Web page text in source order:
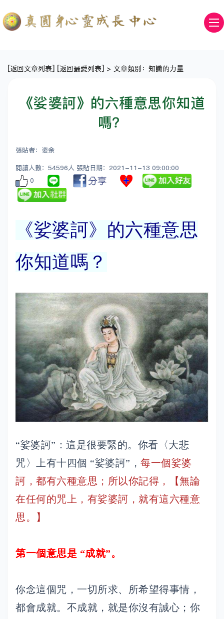
[返回文章列表] [返回最愛列表] > 文章類別：知識的力量
《娑婆訶》的六種意思你知道
嗎？
張貼者：姿余
閱讀人數：54596人 張貼日期：2021-11-13 09:00:00
0
《娑婆訶》的六種意思
你知道嗎？
“娑婆訶”：這是很要緊的。你看〈大悲
咒〉上有十四個 “娑婆訶”， 每一個娑婆
訶，都有六種意思；所以你記得，【無論
在任何的咒上，有娑婆訶，就有這六種意
思。】
第一個意思是 “成就”。
你念這個咒，一切所求、所希望得事情，
都會成就。不成就，就是你沒有誠心；你